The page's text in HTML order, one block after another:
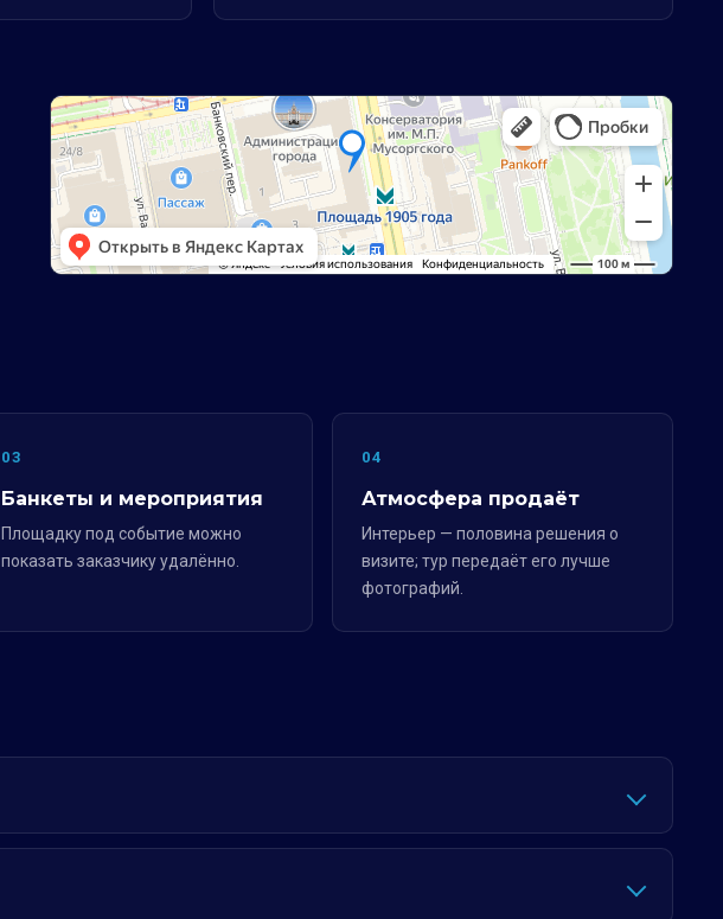
03
Банкеты и мероприятия
Площадку под событие можно
показать заказчику удалённо.
04
Атмосфера продаёт
Интерьер — половина решения о
визите; тур передаёт его лучше
фотографий.